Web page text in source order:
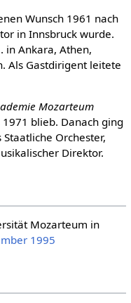
Wunsch 1961 nach
in Innsbruck wurde.
in Ankara, Athen,
Als Gastdirigent leitete
Mozarteum
blieb. Danach ging
Orchester,
Direktor.
Mozarteum in
1995